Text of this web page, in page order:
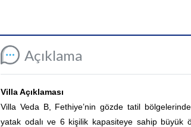
Açıklama
Villa Açıklaması
Villa Veda B, Fethiye’nin gözde tatil
yatak odalı ve 6 kişilik kapasiteye sahip büyük